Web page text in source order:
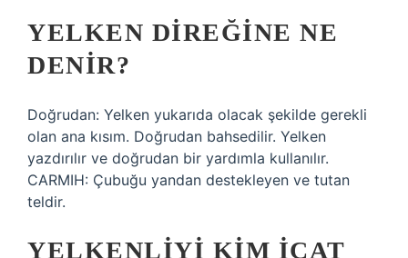
YELKEN DIREĞINE NE
DENIR?
Doğrudan: Yelken yukarıda olacak şekilde gerekli
olan ana kısım. Doğrudan bahsedilir. Yelken
yazdırılır ve doğrudan bir yardımla kullanılır.
CARMIH: Çubuğu yandan destekleyen ve tutan
teldir.
YELKENLIYI KIM ICAT